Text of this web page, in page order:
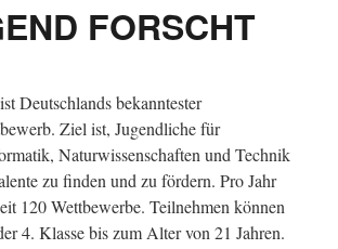
FORSCHT
Deutschlands bekanntester
Ziel ist, Jugendliche für
Naturwissenschaften und Technik
zu finden und zu fördern. Pro Jahr
120 Wettbewerbe. Teilnehmen können
4. Klasse bis zum Alter von 21 Jahren.